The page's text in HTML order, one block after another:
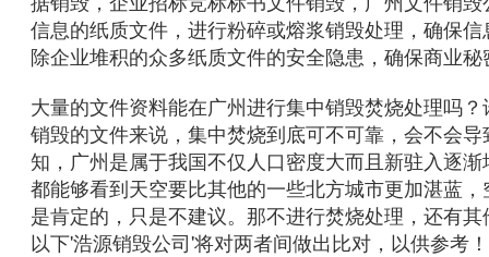
信息的纸质文件，进行粉碎或熔浆销毁处理，确保
除企业堆积的众多纸质文件的安全隐患，确保商业
大量的文件资料能在广州进行集中销毁焚烧处理吗
销毁的文件来说，集中焚烧到底可不可靠，会不会
知，广州是属于我国不仅人口密度大而且新驻入逐
都能够看到天空要比其他的一些北方城市更加湛蓝
是肯定的，只是不建议。那不进行焚烧处理，还有
以下'浩源销毁公司'将对两者间做出比对，以供参考！